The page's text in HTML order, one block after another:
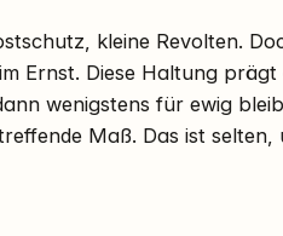
kleine Revolten.
Ernst. Diese Haltung prägt
wenigstens für ewig
Maß. Das ist selten,